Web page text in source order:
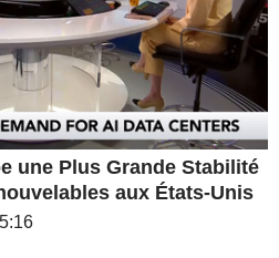
une Plus Grande Stabilité
aux États-Unis